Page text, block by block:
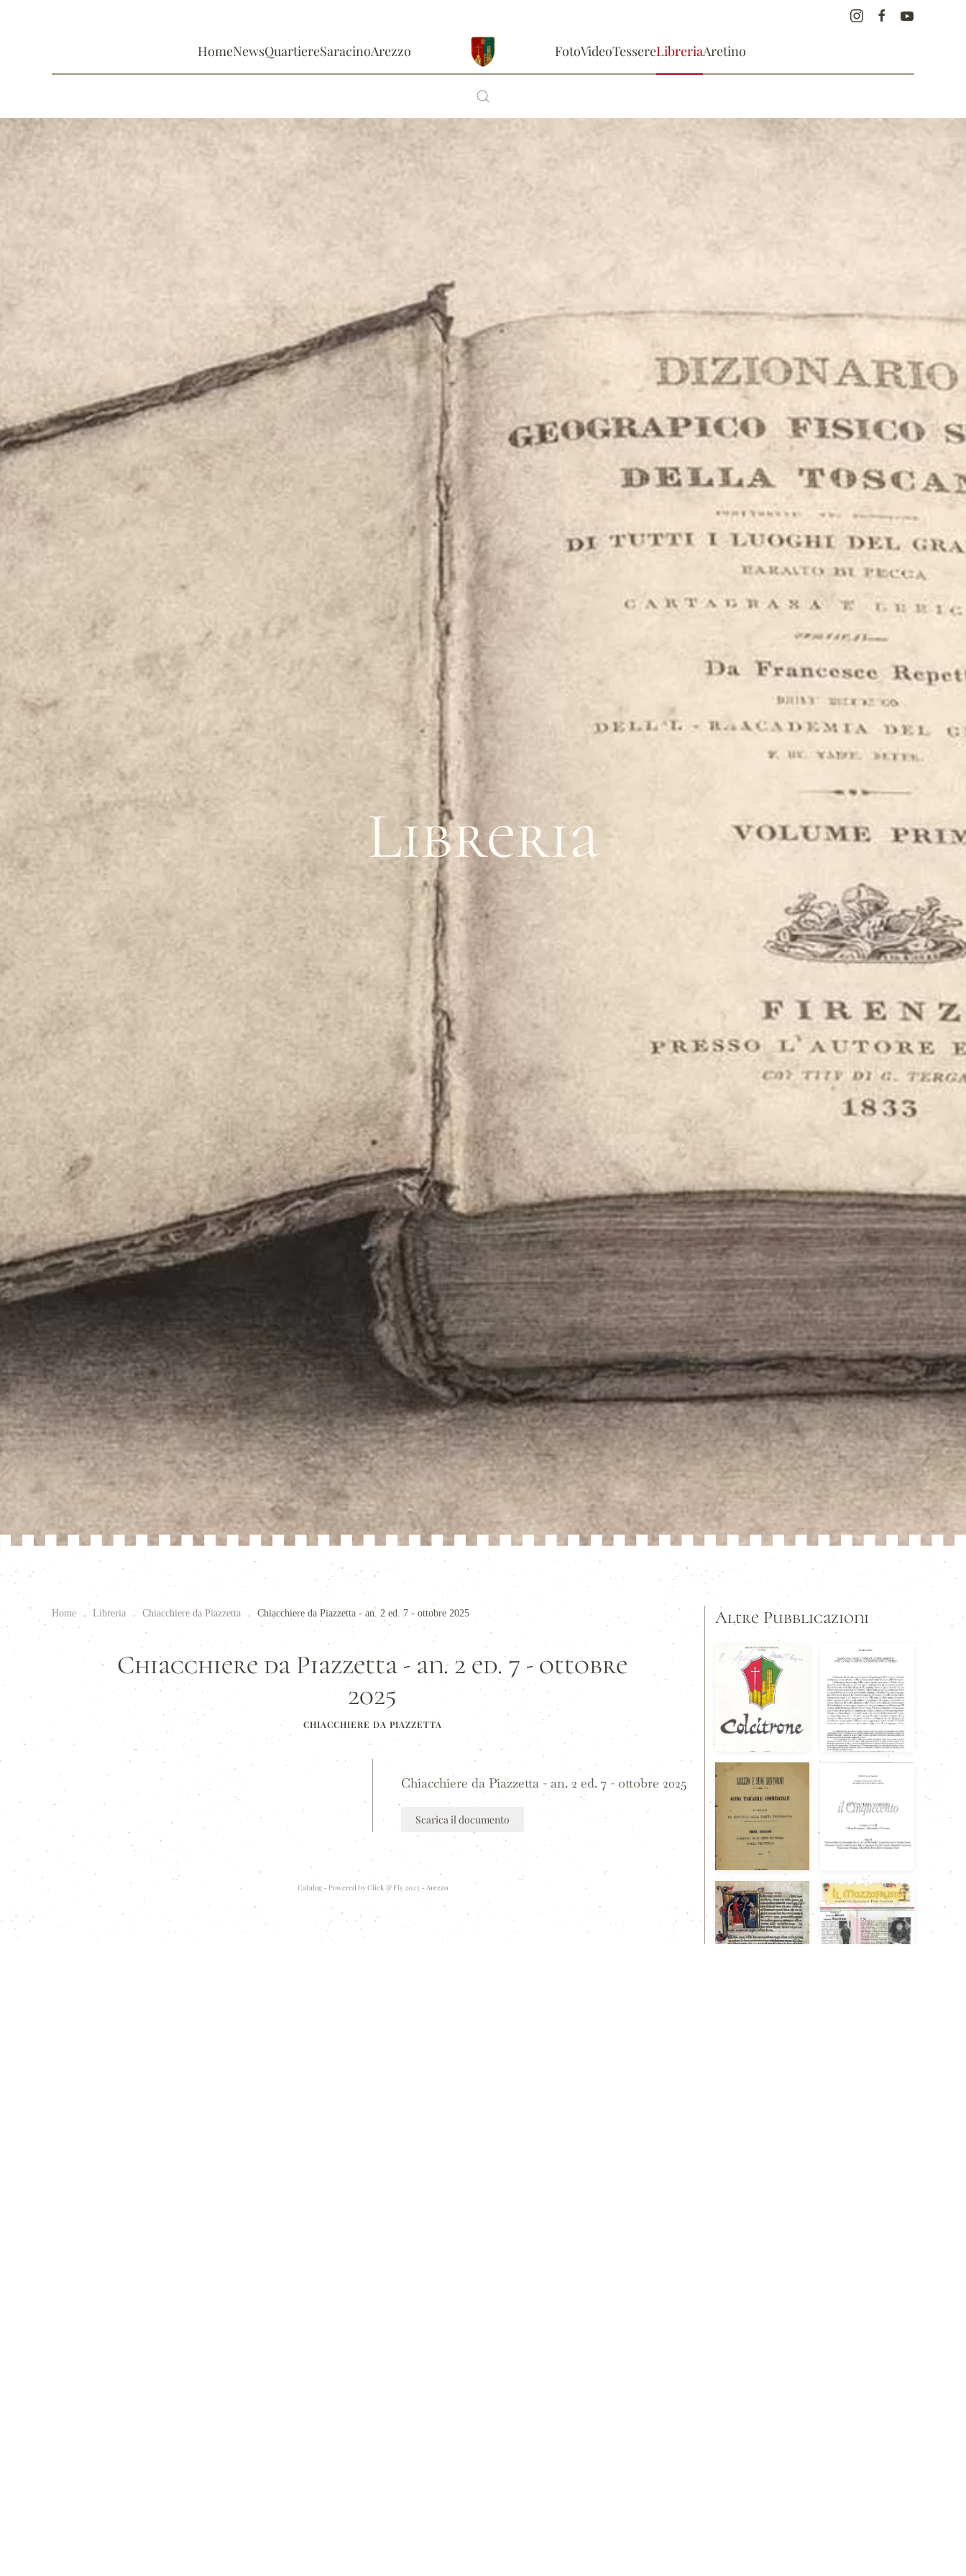
HomeNewsQuartiereSaracinoArezzo FotoVideoTessereLibreriaAretino
Libreria
Home Libreria Chiacchiere da Piazzetta Chiacchiere da Piazzetta - an. 2 ed. 7 - ottobre 2025
Chiacchiere da Piazzetta - an. 2 ed. 7 - ottobre
2025
CHIACCHIERE DA PIAZZETTA
Chiacchiere da Piazzetta - an. 2 ed. 7 - ottobre 2025
Scarica il documento
Catalog - Powered byClick & Fly 2023 - Arezzo
Altre Pubblicazioni